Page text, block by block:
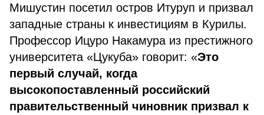
Мишустин посетил остров Итуруп и призвал
западные страны к инвестициям в Курилы.
Профессор Ицуро Накамура из престижного
университета «Цукуба» говорит: «Это
первый случай, когда
высокопоставленный российский
правительственный чиновник призвал к